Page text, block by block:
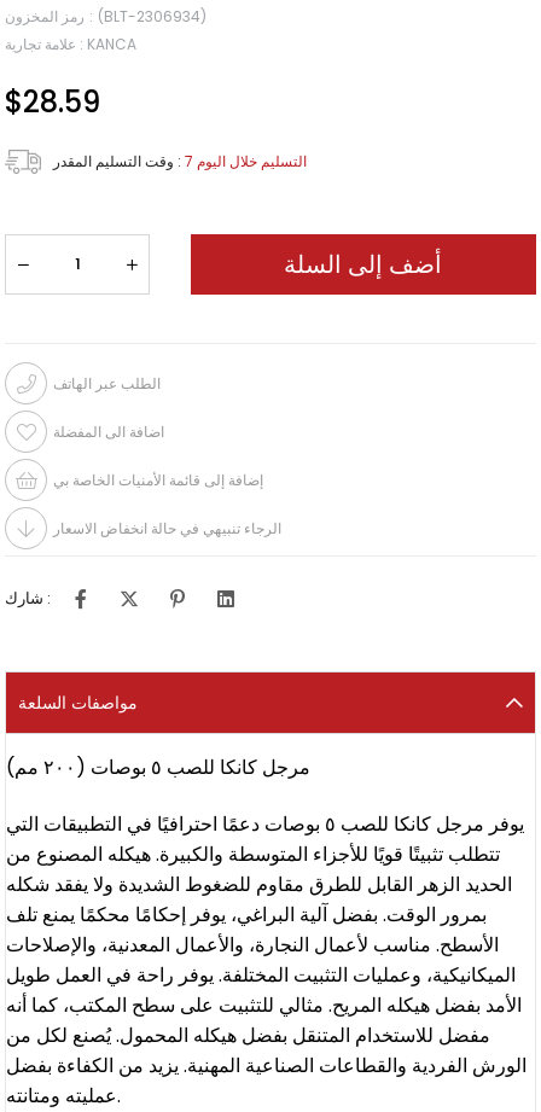
رمز المخزون
(BLT-2306934)
علامة تجارية : KANCA
$28.59
وقت التسليم المقدر : 7 التسليم خلال اليوم
الطلب عبر الهاتف
اضافة الى المفضلة
إضافة إلى قائمة الأمنيات الخاصة بي
الرجاء تنبيهي في حالة انخفاض الاسعار
شارك :
مواصفات السلعة
مرجل كانكا للصب ٥ بوصات (٢٠٠ مم)
يوفر مرجل كانكا للصب ٥ بوصات دعمًا احترافيًا في التطبيقات التي
تتطلب تثبيتًا قويًا للأجزاء المتوسطة والكبيرة. هيكله المصنوع من
الحديد الزهر القابل للطرق مقاوم للضغوط الشديدة ولا يفقد شكله
بمرور الوقت. بفضل آلية البراغي، يوفر إحكامًا محكمًا يمنع تلف
الأسطح. مناسب لأعمال النجارة، والأعمال المعدنية، والإصلاحات
الميكانيكية، وعمليات التثبيت المختلفة. يوفر راحة في العمل طويل
الأمد بفضل هيكله المريح. مثالي للتثبيت على سطح المكتب، كما أنه
مفضل للاستخدام المتنقل بفضل هيكله المحمول. يُصنع لكل من
الورش الفردية والقطاعات الصناعية المهنية. يزيد من الكفاءة بفضل
عمليته ومتانته.